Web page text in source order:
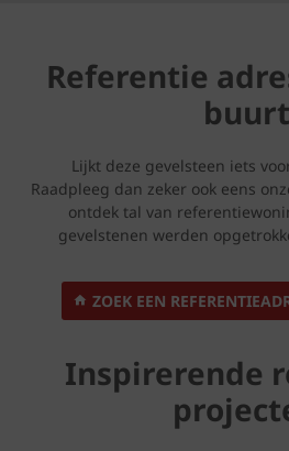
Referentie
buurt
Lijkt deze gevelsteen iets
Raadpleeg dan zeker ook eens
ontdek tal van
gevelstenen werden
ZOEK EEN
Inspirerende